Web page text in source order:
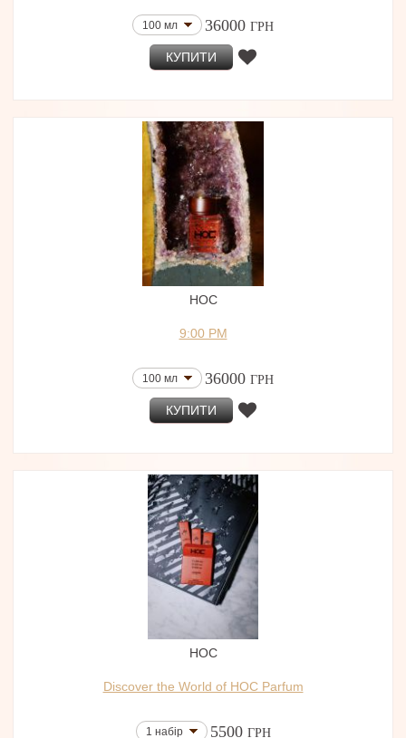
100 мл 36000 ГРН
КУПИТИ
HOC
9:00 PM
100 мл 36000 ГРН
КУПИТИ
HOC
Discover the World of HOC Parfum
1 набір 5500 ГРН